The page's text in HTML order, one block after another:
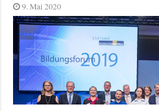
9. Mai 2020